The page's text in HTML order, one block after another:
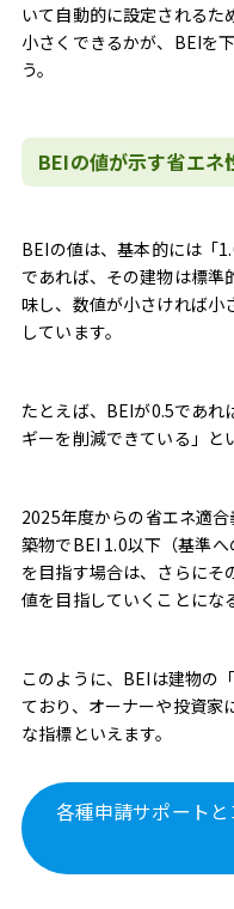
いて自動的に設定されるた
小さくできるかが、BEIを
う。
BEIの値が示す省エネ
BEIの値は、基本的には「
であれば、その建物は標準
味し、数値が小さければ小
しています。
たとえば、BEIが0.5であ
ギーを削減できている」と
2025年度からの省エネ適
築物でBEI 1.0以下（基準
を目指す場合は、さらにそ
値を目指していくことにな
このように、BEIは建物の
ており、オーナーや投資家
な指標といえます。
各種申請サポート